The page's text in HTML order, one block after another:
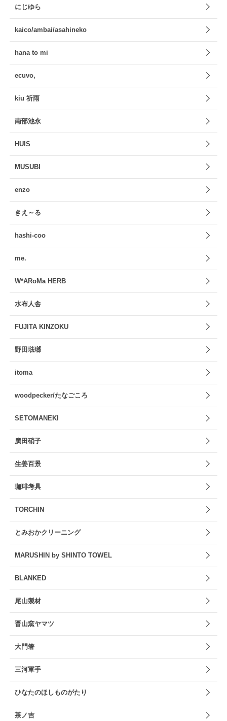
にじゆら
kaico/ambai/asahineko
hana to mi
ecuvo,
kiu 祈雨
南部池永
HUIS
MUSUBI
enzo
きえ～る
hashi-coo
me.
W*ARoMa HERB
水布人舎
FUJITA KINZOKU
野田琺瑯
itoma
woodpecker/たなごころ
SETOMANEKI
廣田硝子
生姜百景
珈琲考具
TORCHIN
とみおかクリーニング
MARUSHIN by SHINTO TOWEL
BLANKED
尾山製材
晋山窯ヤマツ
大門箸
三河軍手
ひなたのほしものがたり
茶ノ吉